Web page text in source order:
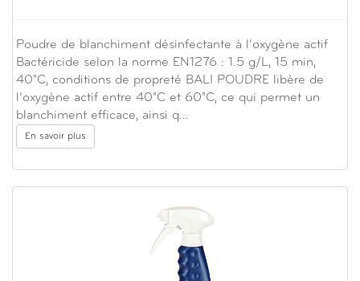
Poudre de blanchiment désinfectante à l’oxygène actif
Bactéricide selon la norme EN1276 : 1.5 g/L, 15 min,
40°C, conditions de propreté BALI POUDRE libère de
l’oxygène actif entre 40°C et 60°C, ce qui permet un
blanchiment efficace, ainsi q…
En savoir plus